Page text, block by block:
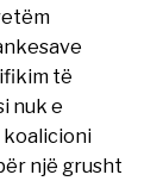
të
nuk e
koalicioni
një grusht